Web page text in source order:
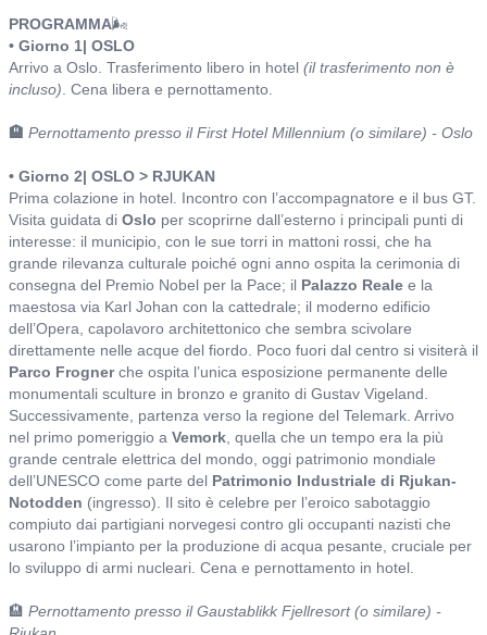
PROGRAMMA🌬️
• Giorno 1| OSLO
Arrivo a Oslo. Trasferimento libero in hotel (il trasferimento non è
incluso) . Cena libera e pernottamento.
🏨 Pernottamento presso il First Hotel Millennium (o similare) - Oslo
• Giorno 2| OSLO > RJUKAN
Prima colazione in hotel. Incontro con l’accompagnatore e il bus GT.
Visita guidata di Oslo per scoprirne dall’esterno i principali punti di
interesse: il municipio, con le sue torri in mattoni rossi, che ha
grande rilevanza culturale poiché ogni anno ospita la cerimonia di
consegna del Premio Nobel per la Pace; il Palazzo Reale e la
maestosa via Karl Johan con la cattedrale; il moderno edificio
dell’Opera, capolavoro architettonico che sembra scivolare
direttamente nelle acque del fiordo. Poco fuori dal centro si visiterà il
Parco Frognerche ospita l’unica esposizione permanente delle
monumentali sculture in bronzo e granito di Gustav Vigeland.
Successivamente, partenza verso la regione del Telemark. Arrivo
nel primo pomeriggio a Vemork , quella che un tempo era la più
grande centrale elettrica del mondo, oggi patrimonio mondiale
dell’UNESCO come parte del Patrimonio Industriale di Rjukan-
Notodden (ingresso). Il sito è celebre per l’eroico sabotaggio
compiuto dai partigiani norvegesi contro gli occupanti nazisti che
usarono l’impianto per la produzione di acqua pesante, cruciale per
lo sviluppo di armi nucleari. Cena e pernottamento in hotel.
🏨 Pernottamento presso il Gaustablikk Fjellresort (o similare) -